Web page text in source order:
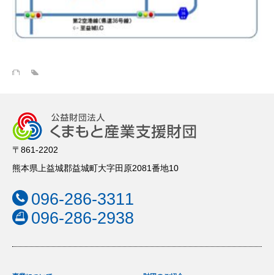
〒861-2202
熊本県上益城郡益城町大字田原2081番地10
096-286-3311
096-286-2938